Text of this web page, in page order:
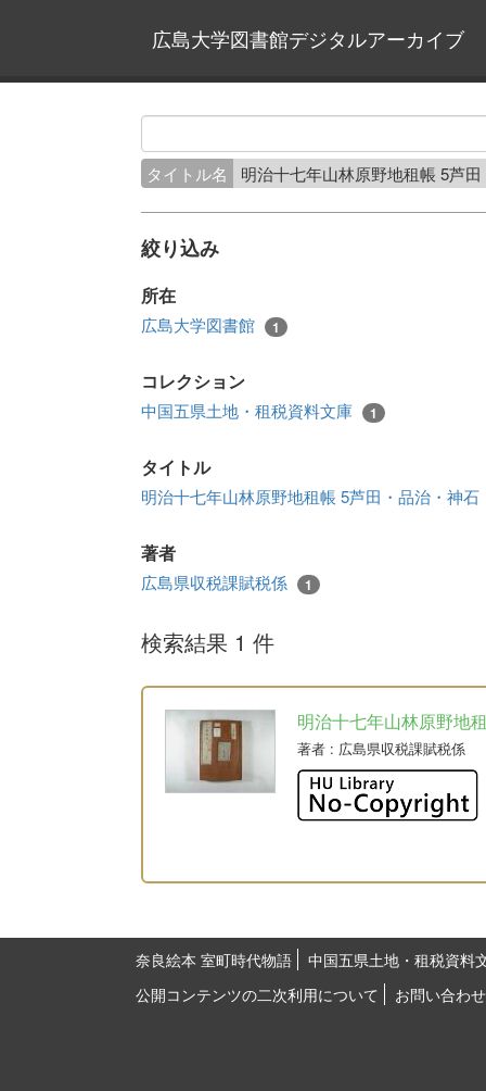
広島大学図書館デジタルアーカイブ
タイトル名 明治十七年山林原野地租帳 5芦
絞り込み
所在
広島大学図書館 1
コレクション
中国五県土地・租税資料文庫 1
タイトル
明治十七年山林原野地租帳 5芦田・品治・神
著者
広島県収税課賦税係 1
検索結果 1 件
明治十七年山林原野地
著者 : 広島県収税課賦税係
奈良絵本 室町時代物語
中国五県土地・租税資料
公開コンテンツの二次利用について
お問い合わせ